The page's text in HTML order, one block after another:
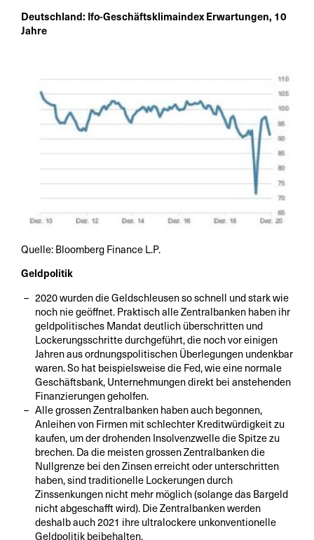
Deutschland: Ifo-Geschäftsklimaindex Erwartungen, 10
Jahre
Quelle: Bloomberg Finance L.P.
Geldpolitik
2020 wurden die Geldschleusen so schnell und stark wie
noch nie geöffnet. Praktisch alle Zentralbanken haben ihr
geldpolitisches Mandat deutlich überschritten und
Lockerungsschritte durchgeführt, die noch vor einigen
Jahren aus ordnungspolitischen Überlegungen undenkbar
waren. So hat beispielsweise die Fed, wie eine normale
Geschäftsbank, Unternehmungen direkt bei anstehenden
Finanzierungen geholfen.
Alle grossen Zentralbanken haben auch begonnen,
Anleihen von Firmen mit schlechter Kreditwürdigkeit zu
kaufen, um der drohenden Insolvenzwelle die Spitze zu
brechen. Da die meisten grossen Zentralbanken die
Nullgrenze bei den Zinsen erreicht oder unterschritten
haben, sind traditionelle Lockerungen durch
Zinssenkungen nicht mehr möglich (solange das Bargeld
nicht abgeschafft wird). Die Zentralbanken werden
deshalb auch 2021 ihre ultralockere unkonventionelle
Geldpolitik beibehalten.